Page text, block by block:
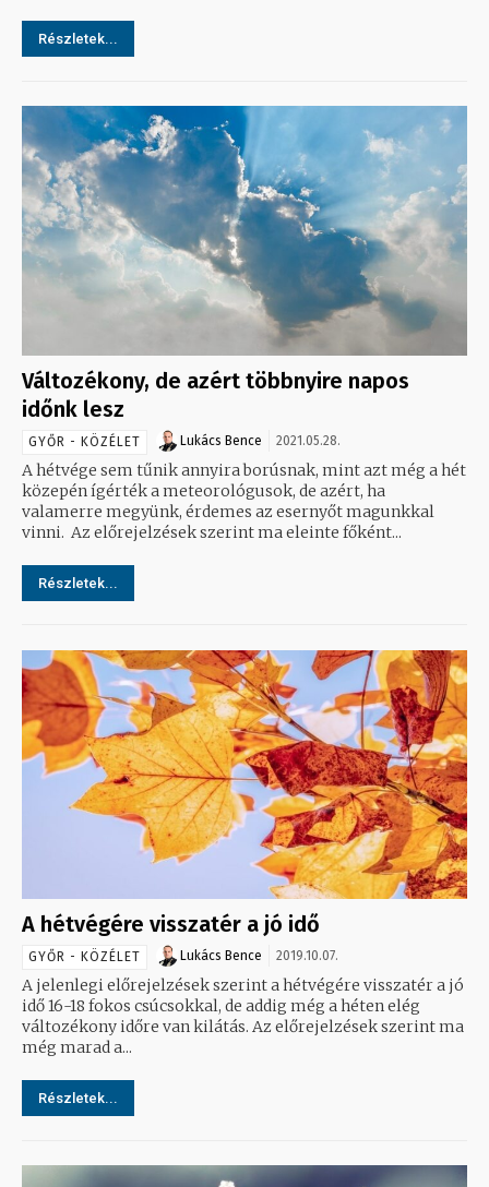
Részletek...
Változékony, de azért többnyire napos
időnk lesz
GYŐR - KÖZÉLET Lukács Bence 2021.05.28.
A hétvége sem tűnik annyira borúsnak, mint azt még a hét
közepén ígérték a meteorológusok, de azért, ha
valamerre megyünk, érdemes az esernyőt magunkkal
vinni. Az előrejelzések szerint ma eleinte főként...
Részletek...
A hétvégére visszatér a jó idő
GYŐR - KÖZÉLET Lukács Bence 2019.10.07.
A jelenlegi előrejelzések szerint a hétvégére visszatér a jó
idő 16-18 fokos csúcsokkal, de addig még a héten elég
változékony időre van kilátás. Az előrejelzések szerint ma
még marad a...
Részletek...